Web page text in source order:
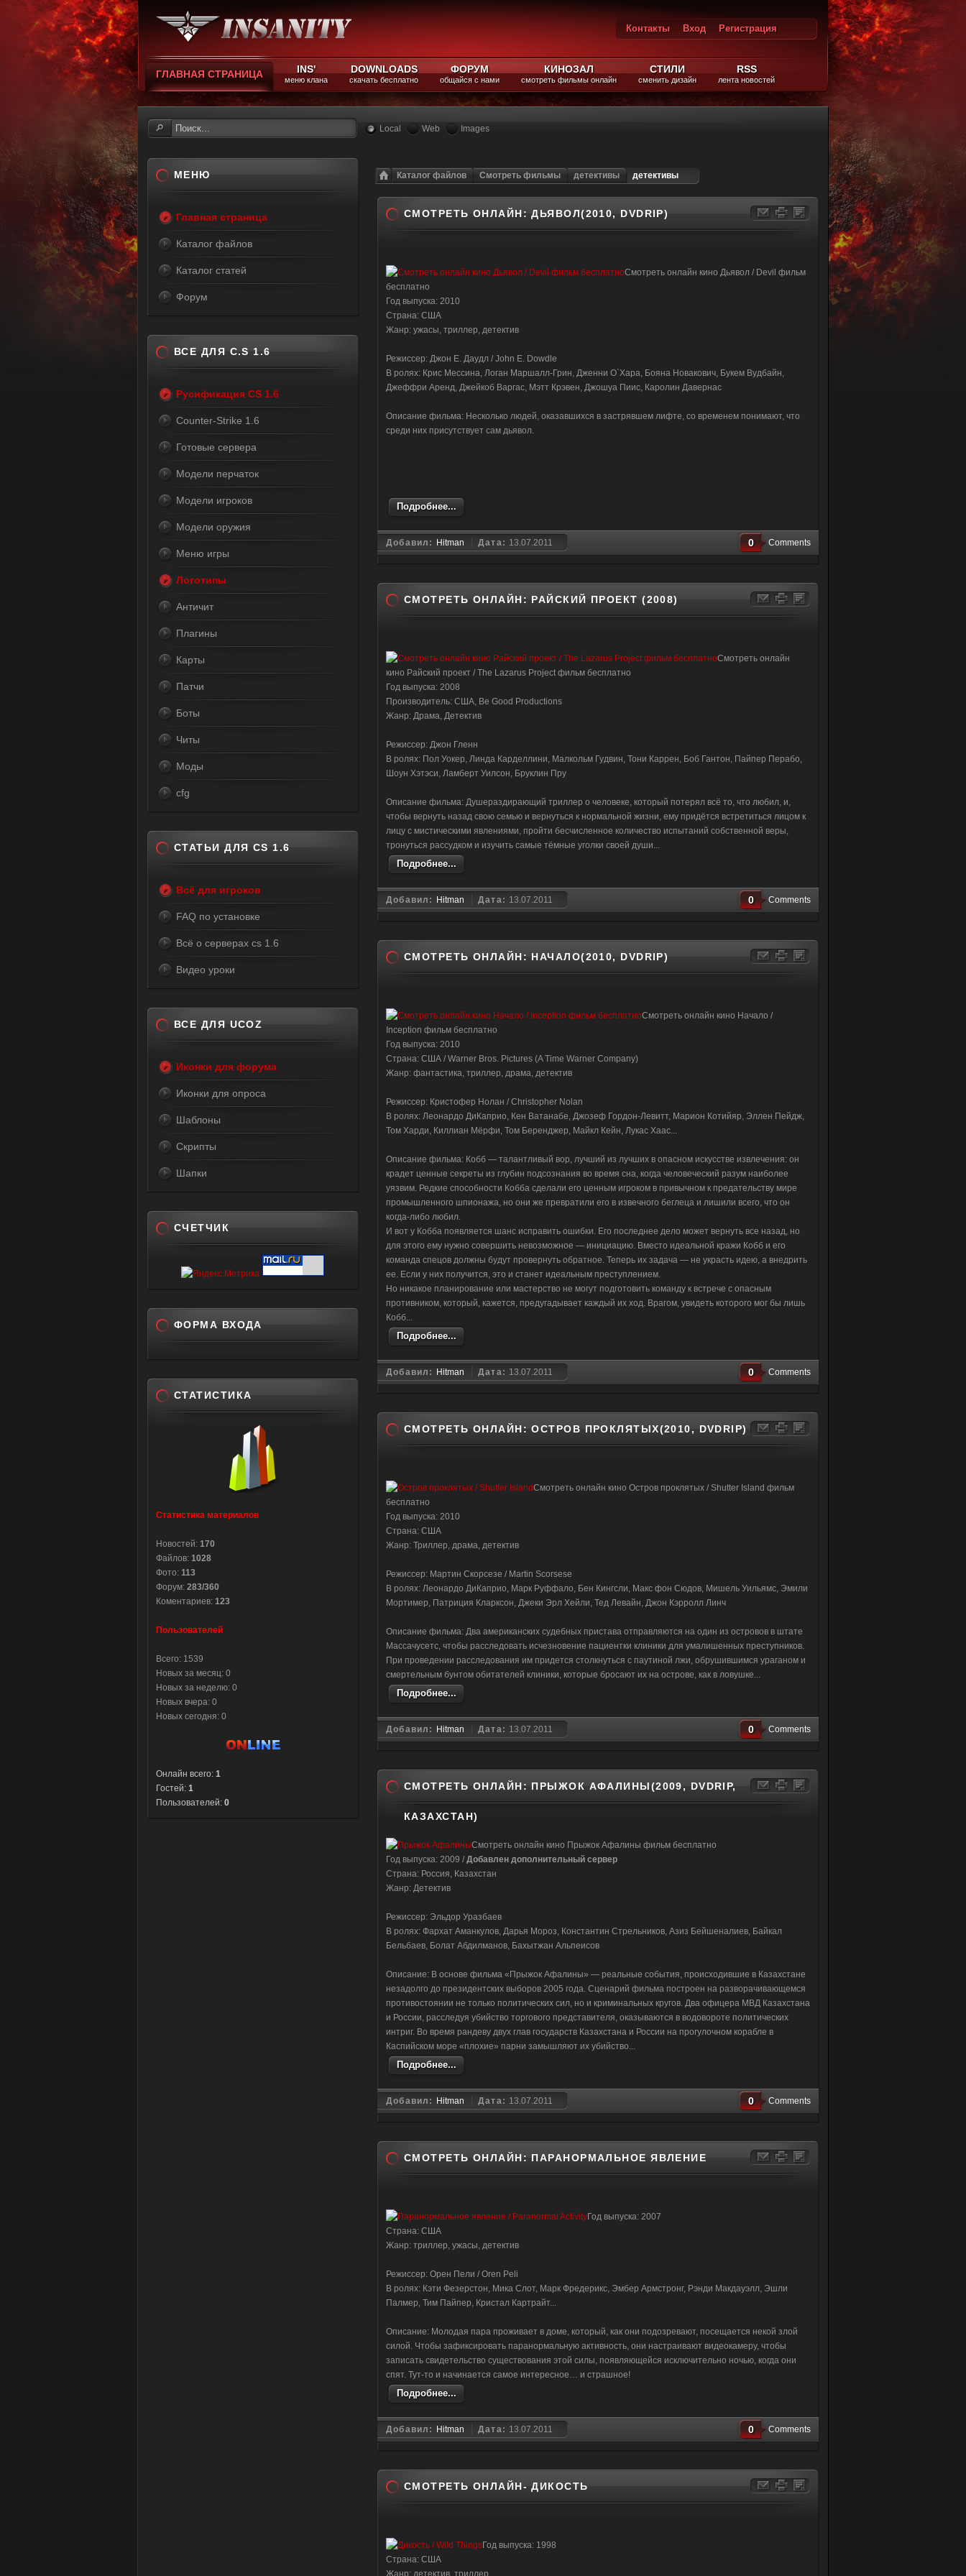
Контакты Вход
Регистрация
ГЛАВНАЯ СТРАНИЦА INS'
меню клана
DOWNLOADS
скачать бесплатно
ФОРУМ
общайся с нами
КИНОЗАЛ
смотреть фильмы онлайн
СТИЛИ
сменить дизайн
RSS
лента новостей
Local Web Images
Каталог файлов Смотреть фильмы детективы детективы
СМОТРЕТЬ ОНЛАЙН: ДЬЯВОЛ(2010, DVDRIP)
Смотреть онлайн кино Дьявол / Devil фильм
бесплатно
Год выпуска: 2010
Страна: США
Жанр: ужасы, триллер, детектив
Режиссер: Джон Е. Даудл / John E. Dowdle
В ролях: Крис Мессина, Логан Маршалл-Грин, Дженни О`Хара, Бояна Новакович, Букем Вудбайн,
Джеффри Аренд, Джейкоб Варгас, Мэтт Крэвен, Джошуа Пиис, Каролин Давернас
Описание фильма: Несколько людей, оказавшихся в застрявшем лифте, со временем понимают, что
среди них присутствует сам дьявол.
Подробнее...
Добавил: Hitman Дата: 13.07.2011 0 Comments
СМОТРЕТЬ ОНЛАЙН: РАЙСКИЙ ПРОЕКТ (2008)
Смотреть онлайн
кино Райский проект / The Lazarus Project фильм бесплатно
Год выпуска: 2008
Производитель: США, Be Good Productions
Жанр: Драма, Детектив
Режиссер: Джон Гленн
В ролях: Пол Уокер, Линда Карделлини, Малкольм Гудвин, Тони Каррен, Боб Гантон, Пайпер Перабо,
Шоун Хэтэси, Ламберт Уилсон, Бруклин Пру
Описание фильма: Душераздирающий триллер о человеке, который потерял всё то, что любил, и,
чтобы вернуть назад свою семью и вернуться к нормальной жизни, ему придётся встретиться лицом к
лицу с мистическими явлениями, пройти бесчисленное количество испытаний собственной веры,
тронуться рассудком и изучить самые тёмные уголки своей души...
Подробнее...
Добавил: Hitman Дата: 13.07.2011 0 Comments
СМОТРЕТЬ ОНЛАЙН: НАЧАЛО(2010, DVDRIP)
Смотреть онлайн кино Начало /
Inception фильм бесплатно
Год выпуска: 2010
Страна: США / Warner Bros. Pictures (A Time Warner Company)
Жанр: фантастика, триллер, драма, детектив
Режиссер: Кристофер Нолан / Christopher Nolan
В ролях: Леонардо ДиКаприо, Кен Ватанабе, Джозеф Гордон-Левитт, Марион Котийяр, Эллен Пейдж,
Том Харди, Киллиан Мёрфи, Том Беренджер, Майкл Кейн, Лукас Хаас...
Описание фильма: Кобб — талантливый вор, лучший из лучших в опасном искусстве извлечения: он
крадет ценные секреты из глубин подсознания во время сна, когда человеческий разум наиболее
уязвим. Редкие способности Кобба сделали его ценным игроком в привычном к предательству мире
промышленного шпионажа, но они же превратили его в извечного беглеца и лишили всего, что он
когда-либо любил.
И вот у Кобба появляется шанс исправить ошибки. Его последнее дело может вернуть все назад, но
для этого ему нужно совершить невозможное — инициацию. Вместо идеальной кражи Кобб и его
команда спецов должны будут провернуть обратное. Теперь их задача — не украсть идею, а внедрить
ее. Если у них получится, это и станет идеальным преступлением.
Но никакое планирование или мастерство не могут подготовить команду к встрече с опасным
противником, который, кажется, предугадывает каждый их ход. Врагом, увидеть которого мог бы лишь
Кобб...
Подробнее...
Добавил: Hitman Дата: 13.07.2011 0 Comments
СМОТРЕТЬ ОНЛАЙН: ОСТРОВ ПРОКЛЯТЫХ(2010, DVDRIP)
Смотреть онлайн кино Остров проклятых / Shutter Island фильм
бесплатно
Год выпуска: 2010
Страна: США
Жанр: Триллер, драма, детектив
Режиссер: Мартин Скорсезе / Martin Scorsese
В ролях: Леонардо ДиКаприо, Марк Руффало, Бен Кингсли, Макс фон Сюдов, Мишель Уильямс, Эмили
Мортимер, Патриция Кларксон, Джеки Эрл Хейли, Тед Левайн, Джон Кэрролл Линч
Описание фильма: Два американских судебных пристава отправляются на один из островов в штате
Массачусетс, чтобы расследовать исчезновение пациентки клиники для умалишенных преступников.
При проведении расследования им придется столкнуться с паутиной лжи, обрушившимся ураганом и
смертельным бунтом обитателей клиники, которые бросают их на острове, как в ловушке...
Подробнее...
Добавил: Hitman Дата: 13.07.2011 0 Comments
СМОТРЕТЬ ОНЛАЙН: ПРЫЖОК АФАЛИНЫ(2009, DVDRIP,
КАЗАХСТАН)
Смотреть онлайн кино Прыжок Афалины фильм бесплатно
Год выпуска: 2009 / Добавлен дополнительный сервер
Страна: Россия, Казахстан
Жанр: Детектив
Режиссер: Эльдор Уразбаев
В ролях: Фархат Аманкулов, Дарья Мороз, Константин Стрельников, Азиз Бейшеналиев, Байкал
Бельбаев, Болат Абдилманов, Бахытжан Альпеисов
Описание: В основе фильма «Прыжок Афалины» — реальные события, происходившие в Казахстане
незадолго до президентских выборов 2005 года. Сценарий фильма построен на разворачивающемся
противостоянии не только политических сил, но и криминальных кругов. Два офицера МВД Казахстана
и России, расследуя убийство торгового представителя, оказываются в водовороте политических
интриг. Во время рандеву двух глав государств Казахстана и России на прогулочном корабле в
Каспийском море «плохие» парни замышляют их убийство...
Подробнее...
Добавил: Hitman Дата: 13.07.2011 0 Comments
СМОТРЕТЬ ОНЛАЙН: ПАРАНОРМАЛЬНОЕ ЯВЛЕНИЕ
Год выпуска: 2007
Страна: США
Жанр: триллер, ужасы, детектив
Режиссер: Орен Пели / Oren Peli
В ролях: Кэти Фезерстон, Мика Слот, Марк Фредерикс, Эмбер Армстронг, Рэнди Макдауэлл, Эшли
Палмер, Тим Пайпер, Кристал Картрайт...
Описание: Молодая пара проживает в доме, который, как они подозревают, посещается некой злой
силой. Чтобы зафиксировать паранормальную активность, они настраивают видеокамеру, чтобы
записать свидетельство существования этой силы, появляющейся исключительно ночью, когда они
спят. Тут-то и начинается самое интересное… и страшное!
Подробнее...
Добавил: Hitman Дата: 13.07.2011 0 Comments
СМОТРЕТЬ ОНЛАЙН- ДИКОСТЬ
Год выпуска: 1998
Страна: США
Жанр: детектив, триллер
МЕНЮ
Главная страница
Каталог файлов
Каталог статей
Форум
ВСЕ ДЛЯ C.S 1.6
Русификация CS 1.6
Counter-Strike 1.6
Готовые сервера
Модели перчаток
Модели игроков
Модели оружия
Меню игры
Логотипы
Античит
Плагины
Карты
Патчи
Боты
Читы
Моды
cfg
СТАТЬИ ДЛЯ CS 1.6
Всё для игроков
FAQ по установке
Всё о серверах cs 1.6
Видео уроки
ВСЕ ДЛЯ UCOZ
Иконки для форума
Иконки для опроса
Шаблоны
Скрипты
Шапки
СЧЕТЧИК
ФОРМА ВХОДА
СТАТИСТИКА
Статистика материалов
Новостей: 170
Файлов: 1028
Фото: 113
Форум: 283/360
Коментариев: 123
Пользователей
Всего: 1539
Новых за месяц: 0
Новых за неделю: 0
Новых вчера: 0
Новых сегодня: 0
Онлайн всего: 1
Гостей: 1
Пользователей: 0